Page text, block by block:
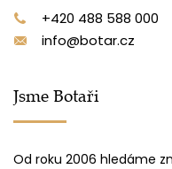
+420 488 588 000
info@botar.cz
Jsme Botaři
Od roku 2006 hledáme